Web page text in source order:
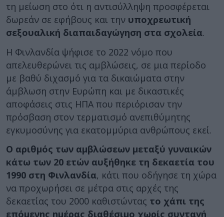
τη μείωση στο ότι η αντισύλληψη προσφέρεται
δωρεάν σε εφήβους και την υποχρεωτική
σεξουαλική διαπαιδαγώγηση στα σχολεία.
Η Φινλανδία ψήφισε το 2022 νόμο που
απελευθερώνει τις αμβλώσεις, σε μια περίοδο
με βαθύ διχασμό για τα δικαιώματα στην
άμβλωση στην Ευρώπη και με δικαστικές
αποφάσεις στις ΗΠΑ που περιόρισαν την
πρόσβαση στον τερματισμό ανεπιθύμητης
εγκυμοσύνης για εκατομμύρια ανθρώπους εκεί.
Ο αριθμός των αμβλώσεων μεταξύ γυναικών
κάτω των 20 ετών αυξήθηκε τη δεκαετία του
1990 στη Φινλανδία, κάτι που οδήγησε τη χώρα
να προχωρήσει σε μέτρα στις αρχές της
δεκαετίας του 2000 καθιστώντας το χάπι της
επόμενης ημέρας διαθέσιμο χωρίς συνταγή